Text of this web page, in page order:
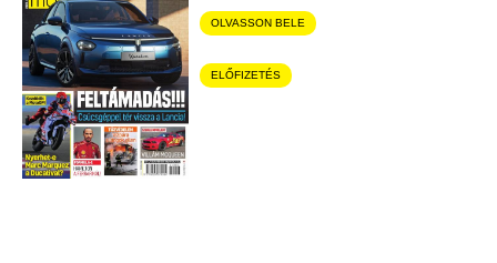
OLVASSON BELE
ELŐFIZETÉS